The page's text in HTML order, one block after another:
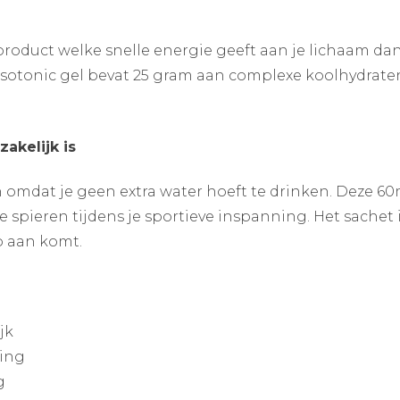
welke snelle energie geeft aan je lichaam
gel bevat 25 gram aan complexe
is
omdat je geen extra water hoeft te drinken. Deze
spieren tijdens je sportieve inspanning. Het
komt.